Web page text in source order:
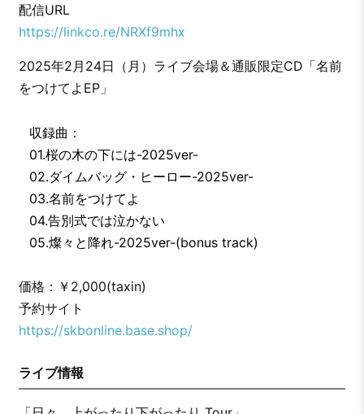
配信URL
https://linkco.re/NRXf9mhx
2025年2月24日（月）ライブ会場＆通販限定CD「名前
をつけてよEP」
収録曲：
01.桜の木の下には-2025ver-
02.ダイムバッグ・ヒーロー-2025ver-
03.名前をつけてよ
04.告別式では泣かない
05.燦々と降れ-2025ver-(bonus track)
価格：￥2,000(taxin)
予約サイト
https://skbonline.base.shop/
ライブ情報